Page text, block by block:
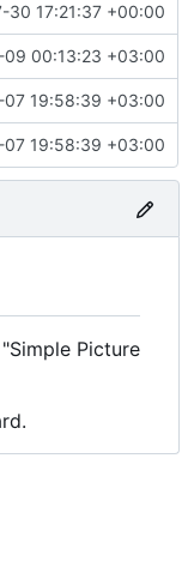
30 17:21:37 +00:00
00:13:23 +03:00
19:58:39 +03:00
19:58:39 +03:00
Picture